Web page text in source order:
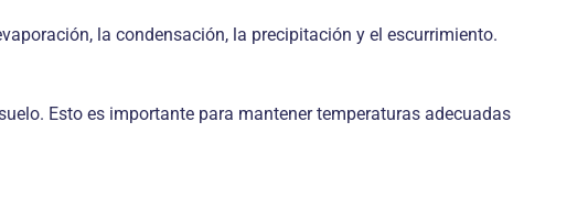
la condensación, la precipitación y el escurrimiento.
Esto es importante para mantener temperaturas adecuadas